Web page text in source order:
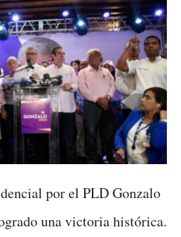
por el PLD Gonzalo
una victoria histórica.